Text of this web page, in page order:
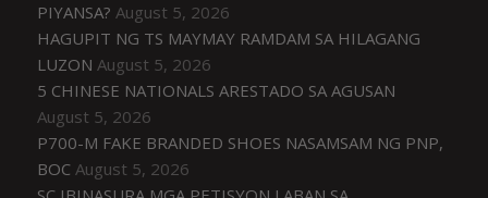
PIYANSA? August 5, 2026
HAGUPIT NG TS MAYMAY RAMDAM SA HILAGANG
LUZON August 5, 2026
5 CHINESE NATIONALS ARESTADO SA AGUSAN
August 5, 2026
P700-M FAKE BRANDED SHOES NASAMSAM NG PNP,
BOC August 5, 2026